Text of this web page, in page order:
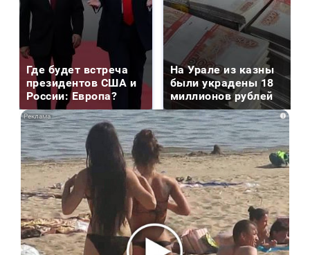
Где будет встреча
президентов США и
России: Европа?
На Урале из казны
были украдены 18
миллионов рублей
i